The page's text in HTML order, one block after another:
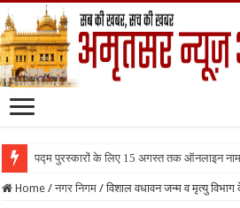
पद्म पुरस्कारों के लिए 15 अगस्त तक ऑनलाइन
Home / नगर निगम / विशाल वधावन जन्म व मृत्यु